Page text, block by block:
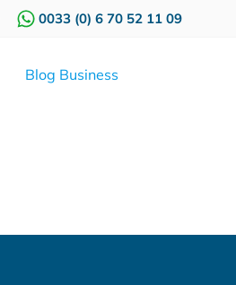
0033 (0) 6 70 52 11 09
Blog Business